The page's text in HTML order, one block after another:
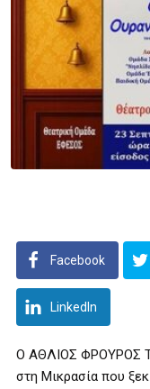
Facebook
LinkedIn
Ο ΑΘΛΙΟΣ ΦΡΟΥΡΟΣ
στη Μικρασία που